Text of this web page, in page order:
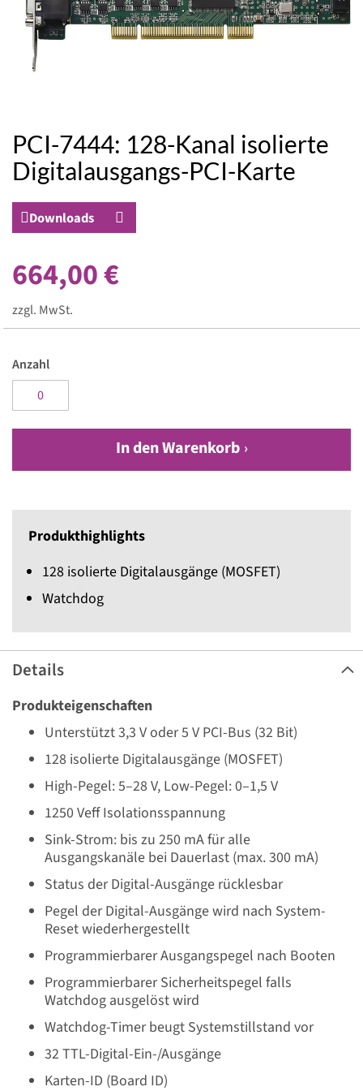
PCI-7444: 128-Kanal isolierte
Digitalausgangs-PCI-Karte
Downloads
664,00 €
zzgl. MwSt.
Anzahl
In den Warenkorb
Produkthighlights
128 isolierte Digitalausgänge (MOSFET)
Watchdog
Zum
Anfang
der
springen
Details
Produkteigenschaften
Unterstützt 3,3 V oder 5 V PCI-Bus (32 Bit)
128 isolierte Digitalausgänge (MOSFET)
High-Pegel: 5–28 V, Low-Pegel: 0–1,5 V
1250 Veff Isolationsspannung
Sink-Strom: bis zu 250 mA für alle
Ausgangskanäle bei Dauerlast (max. 300 mA)
Status der Digital-Ausgänge rücklesbar
Pegel der Digital-Ausgänge wird nach System-
Reset wiederhergestellt
Programmierbarer Ausgangspegel nach Booten
Programmierbarer Sicherheitspegel falls
Watchdog ausgelöst wird
Watchdog-Timer beugt Systemstillstand vor
32 TTL-Digital-Ein-/Ausgänge
Karten-ID (Board ID)